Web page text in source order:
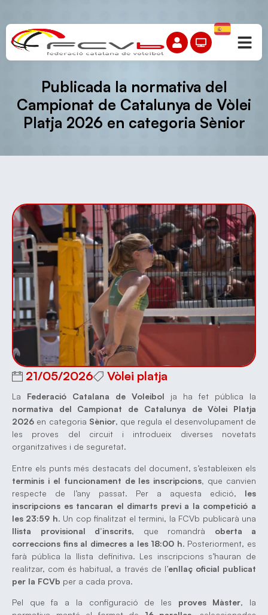
Publicada la normativa del
Campionat de Catalunya de Vòlei
Platja 2026 en categoria Sènior
21/05/2026 Vòlei platja
La Federació Catalana de Voleibol ja ha fet pública la
normativa del Campionat de Catalunya de Vòlei Platja
2026 en categoria Sènior, que regula el desenvolupament de
les proves del circuit i introdueix diverses novetats
organitzatives i de seguretat.
Entre els punts més destacats del document, s’estableixen els
terminis i el funcionament de les inscripcions, que canvien
respecte de l’any passat. Per a aquesta edició, les
inscripcions es tancaran el dimarts previ a la competició a
les 23:59 h. Un cop finalitzat el termini, la FCVb publicarà una
llista provisional d’inscrits, que romandrà oberta a
correccions fins al dimecres a les 18:00 h. Posteriorment, es
farà pública la llista definitiva. Les inscripcions s’hauran de
realitzar, com és habitual, a través de l’enllaç oficial publicat
per la FCVb per a cada prova.
Pel que fa a la configuració de les proves Màster, la